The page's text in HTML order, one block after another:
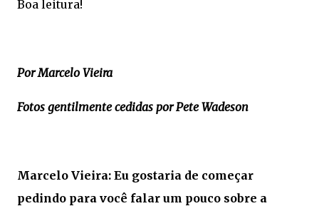
Boa leitura!
Por Marcelo Vieira
Fotos gentilmente cedidas por Pete Wadeson
Marcelo Vieira: Eu gostaria de começar
pedindo para você falar um pouco sobre a